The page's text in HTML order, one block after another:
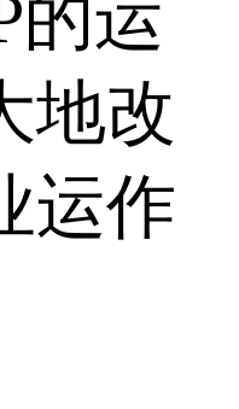
的运
地改
运作